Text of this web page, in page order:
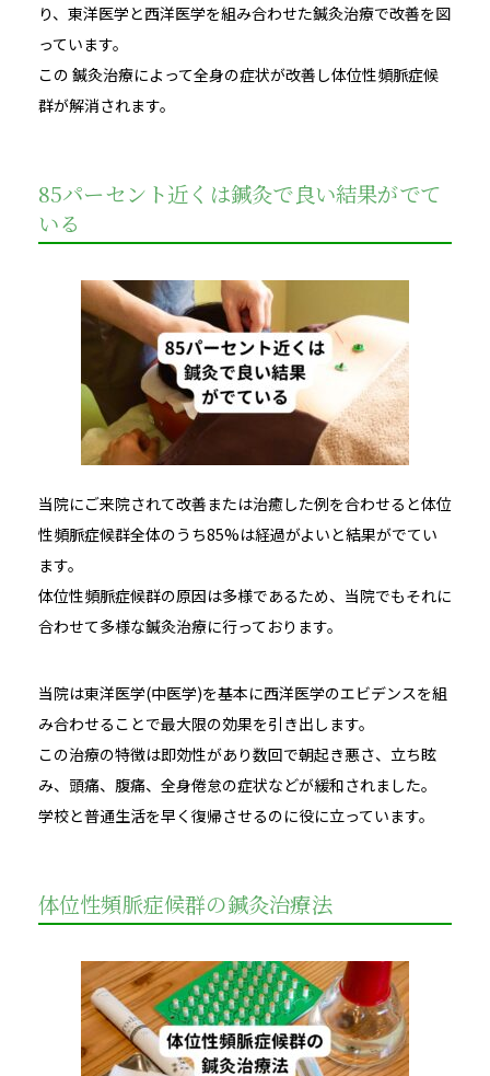
り、東洋医学と西洋医学を組み合わせた鍼灸治療で改善を図
っています。
この 鍼灸治療によって全身の症状が改善し体位性頻脈症候
群が解消されます。
85パーセント近くは鍼灸で良い結果がでて
いる
当院にご来院されて改善または治癒した例を合わせると体位
性頻脈症候群全体のうち85%は経過がよいと結果がでてい
ます。
体位性頻脈症候群の原因は多様であるため、当院でもそれに
合わせて多様な鍼灸治療に行っております。
当院は東洋医学(中医学)を基本に西洋医学のエビデンスを組
み合わせることで最大限の効果を引き出します。
この治療の特徴は即効性があり数回で朝起き悪さ、立ち眩
み、頭痛、腹痛、全身倦怠の症状などが緩和されました。
学校と普通生活を早く復帰させるのに役に立っています。
体位性頻脈症候群の鍼灸治療法